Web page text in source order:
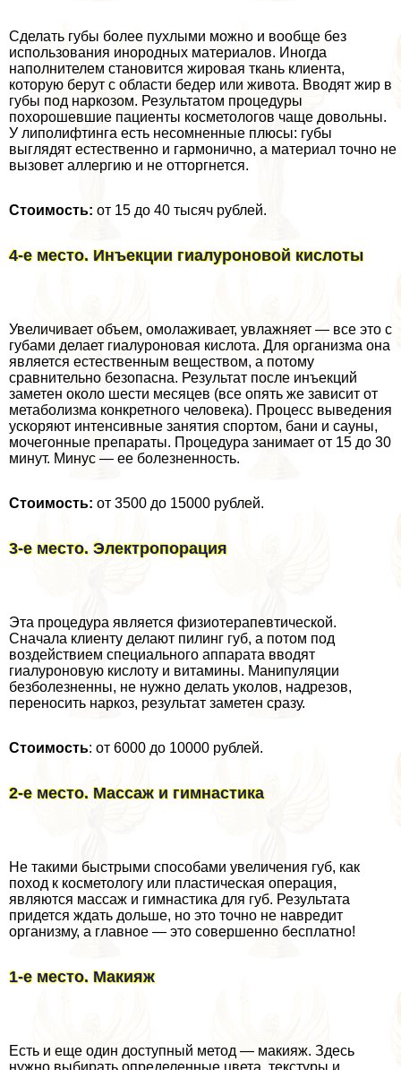
Сделать губы более пухлыми можно и вообще без
использования инородных материалов. Иногда
наполнителем становится жировая ткань клиента,
которую берут с области бедер или живота. Вводят жир в
губы под наркозом. Результатом процедуры
похорошевшие пациенты косметологов чаще довольны.
У липолифтинга есть несомненные плюсы: губы
выглядят естественно и гармонично, а материал точно не
вызовет аллергию и не отторгнется.
Стоимость: от 15 до 40 тысяч рублей.
4-е место. Инъекции гиалуроновой кислоты
Увеличивает объем, омолаживает, увлажняет — все это с
губами делает гиалуроновая кислота. Для организма она
является естественным веществом, а потому
сравнительно безопасна. Результат после инъекций
заметен около шести месяцев (все опять же зависит от
метаболизма конкретного человека). Процесс выведения
ускоряют интенсивные занятия спортом, бани и сауны,
мочегонные препараты. Процедypa занимает от 15 до 30
минут. Минус — ее болезненность.
Стоимость: от 3500 до 15000 рублей.
3-е место. Электропорация
Эта процедypa является физиотерапевтической.
Сначала клиенту делают пилинг губ, а потом под
воздействием специального аппарата вводят
гиалуроновую кислоту и витамины. Манипуляции
безболезненны, не нужно делать уколов, надрезов,
переносить наркоз, результат заметен сразу.
Стоимость: от 6000 до 10000 рублей.
2-е место. Массаж и гимнастика
Не такими быстрыми способами увеличения губ, как
поход к косметологу или пластическая операция,
являются массаж и гимнастика для губ. Результата
придется ждать дольше, но это точно не навредит
организму, а главное — это совершенно бесплатно!
1-е место. Макияж
Есть и еще один доступный метод — макияж. Здесь
нужно выбирать определенные цвета, текстуры и